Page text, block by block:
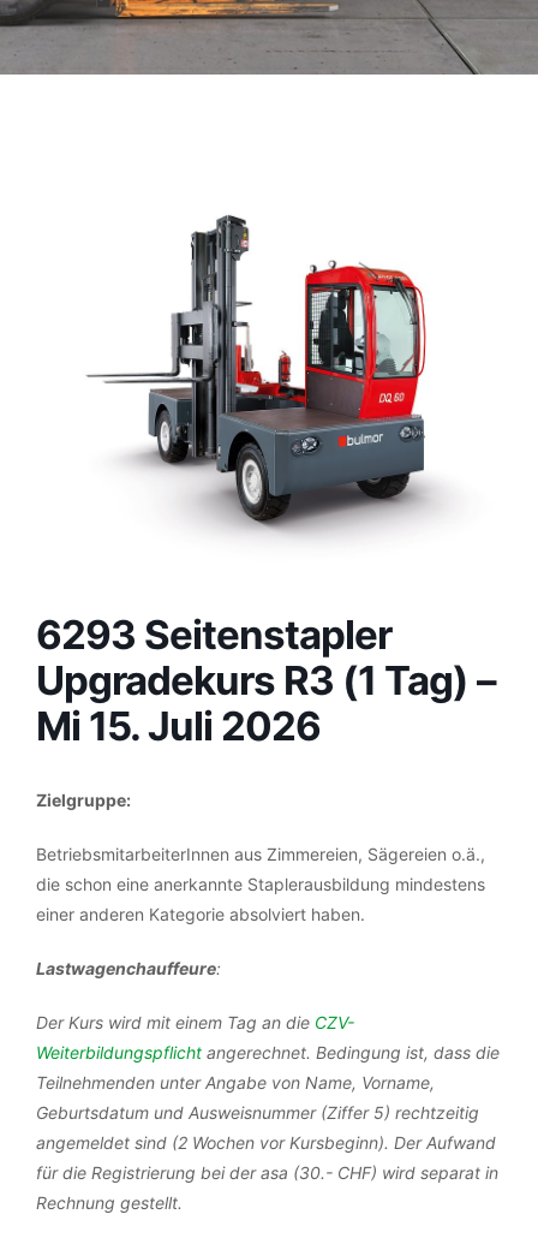
6293 Seitenstapler
Upgradekurs R3 (1 Tag) –
Mi 15. Juli 2026
Zielgruppe:
BetriebsmitarbeiterInnen aus Zimmereien, Sägereien o.ä.,
die schon eine anerkannte Staplerausbildung mindestens
einer anderen Kategorie absolviert haben.
Lastwagenchauffeure:
Der Kurs wird mit einem Tag an die CZV-
Weiterbildungspflicht angerechnet. Bedingung ist, dass die
Teilnehmenden unter Angabe von Name, Vorname,
Geburtsdatum und Ausweisnummer (Ziffer 5) rechtzeitig
angemeldet sind (2 Wochen vor Kursbeginn). Der Aufwand
für die Registrierung bei der asa (30.- CHF) wird separat in
Rechnung gestellt.